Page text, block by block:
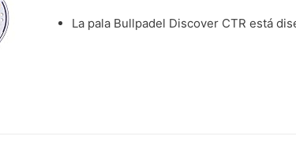
La pala Bullpadel Discover CTR está